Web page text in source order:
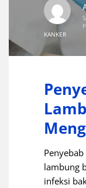
KANKER
lambung
infeksi